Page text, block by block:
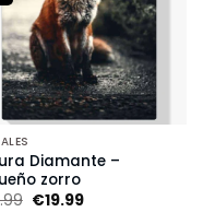
Diamante –
zorro
€19.99